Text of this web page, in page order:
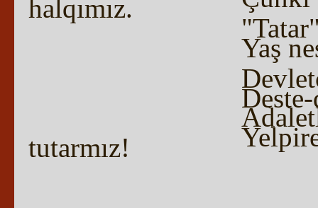
halqımız.
Yaş
tutarmız!